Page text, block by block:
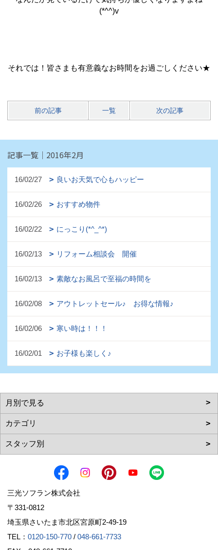
(*^^)v
それでは！皆さまも有意義なお時間をお過ごしください★
前の記事 一覧 次の記事
記事一覧｜2016年2月
16/02/27 良いお天気で心もハッピー
16/02/26 おすすめ物件
16/02/22 にっこり(*^_^*)
16/02/13 リフォーム相談会 開催
16/02/13 素敵なお風呂で至福の時間を
16/02/08 アウトレットセール♪ お得な情報♪
16/02/06 寒い時は！！！
16/02/01 お子様も楽しく♪
三光ソフラン株式会社
〒331-0812
埼玉県さいたま市北区宮原町2-49-19
TEL： 0120-150-770 / 048-661-7733